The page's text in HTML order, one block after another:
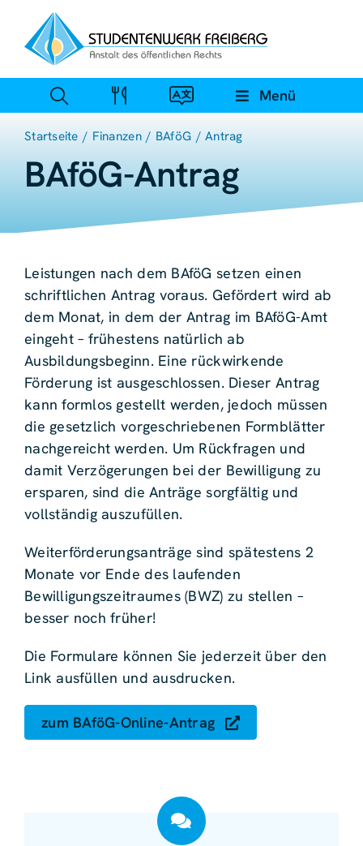
Inhalt
springen
Menü
Startseite Finanzen BAföG Antrag
BAföG-Antrag
Leistungen nach dem BAföG setzen einen
schriftlichen Antrag voraus. Gefördert wird ab
dem Monat, in dem der Antrag im BAföG-Amt
eingeht – frühestens natürlich ab
Ausbildungsbeginn. Eine rückwirkende
Förderung ist ausgeschlossen. Dieser Antrag
kann formlos gestellt werden, jedoch müssen
die gesetzlich vorgeschriebenen Formblätter
nachgereicht werden. Um Rückfragen und
damit Verzögerungen bei der Bewilligung zu
ersparen, sind die Anträge sorgfältig und
vollständig auszufüllen.
Weiterförderungsanträge sind spätestens 2
Monate vor Ende des laufenden
Bewilligungszeitraumes (BWZ) zu stellen –
besser noch früher!
Die Formulare können Sie jederzeit über den
Link ausfüllen und ausdrucken.
zum BAföG-Online-Antrag